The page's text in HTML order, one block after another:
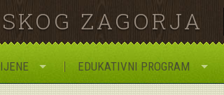
ZAGORJA
EDUKATIVNI PROGRAM